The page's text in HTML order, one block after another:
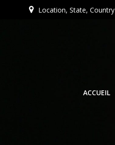
Location, State, Country
ACCUEIL